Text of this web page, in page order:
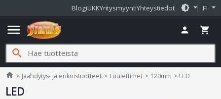
BlogiUKKYritysmyyntiYhteystiedot brightness_medium FI
menu person shopping_cart
search
home Jimms.fi
Jäähdytys- ja erikoistuotteet Tuulettimet 120mm LED
LED